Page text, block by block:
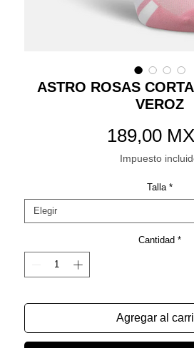
ASTRO ROSAS
VEROZ
189,00
Impuesto
Talla *
Cantidad *
Agregar al